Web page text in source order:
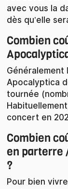
avec vous la
dès qu’elle
Combien coûtent les tickets pour
Apocalyptica
tournée
concert en
Combien coûtent les tickets en fosse /
en parterre
?
Pour bien